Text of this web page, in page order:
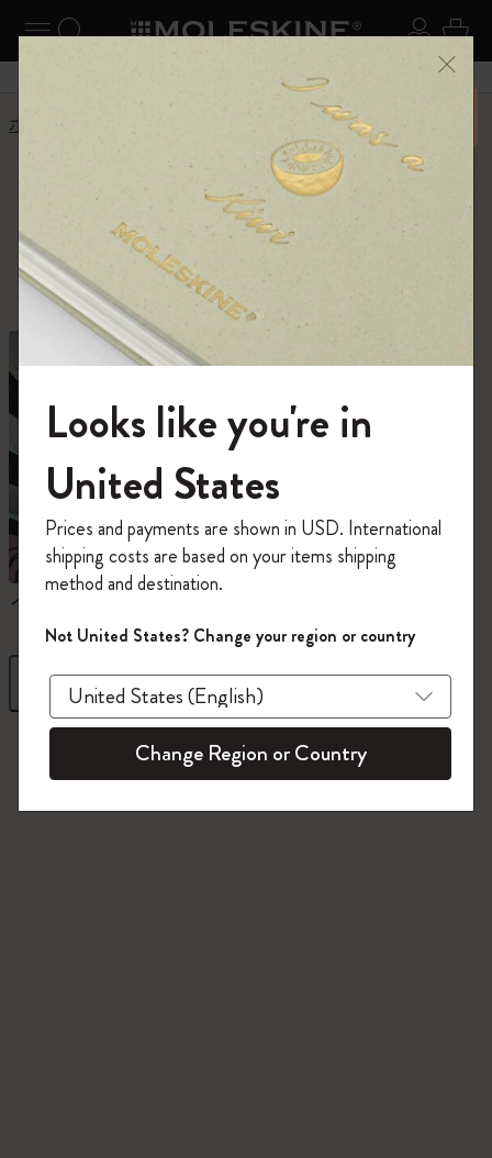
ナビゲーションの切替 ログ
検索 (キーワードなど) カ
6,500円以上のご購入で送料無料 メニ
ーを閉じる
ホーム
ショップ
創作活動に必要なすべて。
ノートブック
フィルター 並び替え
845 プロダクツ
モレスキンの世界へようこそ
「WELCOME10」を入力すると、初回注
文が10%オフ＋送料無料になります。セ
ール・アウトレット品は適用外。
Moleskineアカウントを作成して限定オフ
ァーや会員特典、さらに多くのインスピ
レーションを手に入れましょう。
今すぐ会員登録 !
Looks like you're in
United States
Prices and payments are shown in USD. International
shipping costs are based on your items shipping
method and destination.
Not United States? Change your region or country
Change Region or Country